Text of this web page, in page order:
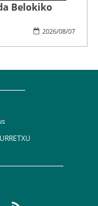
Belokiko
2026/08/07